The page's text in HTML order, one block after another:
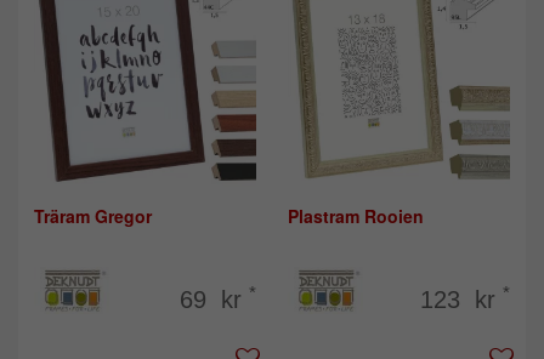
Träram Gregor
69 kr *
Plastram Rooien
123 kr *